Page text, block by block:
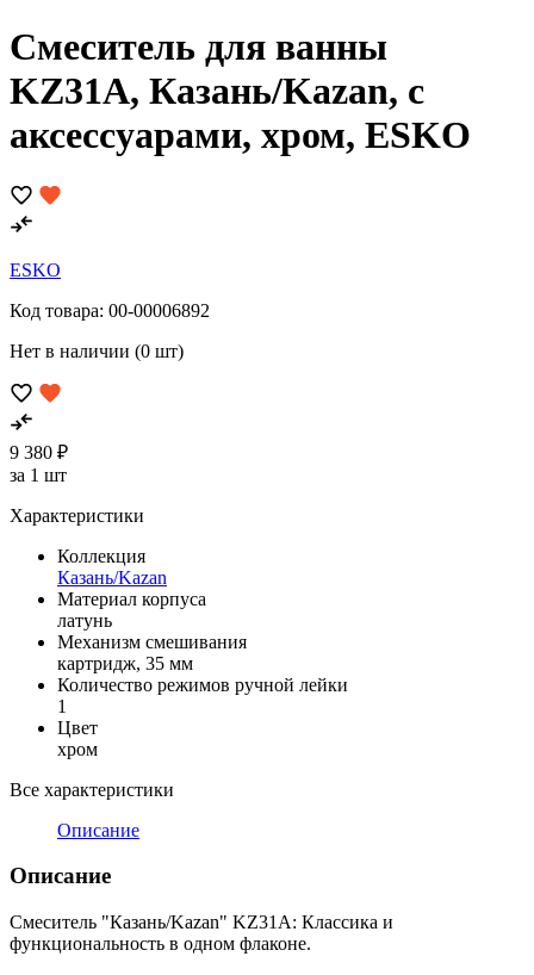
Смеситель для ванны
KZ31A, Казань/Kazan, с
аксессуарами, хром, ESKO
ESKO
Код товара: 00-00006892
Нет в наличии (0 шт)
9 380 ₽
за 1 шт
Характеристики
Коллекция
Казань/Kazan
Материал корпуса
латунь
Механизм смешивания
картридж, 35 мм
Количество режимов ручной лейки
1
Цвет
хром
Все характеристики
Описание
Описание
Смеситель "Казань/Kazan" KZ31A: Классика и
функциональность в одном флаконе.